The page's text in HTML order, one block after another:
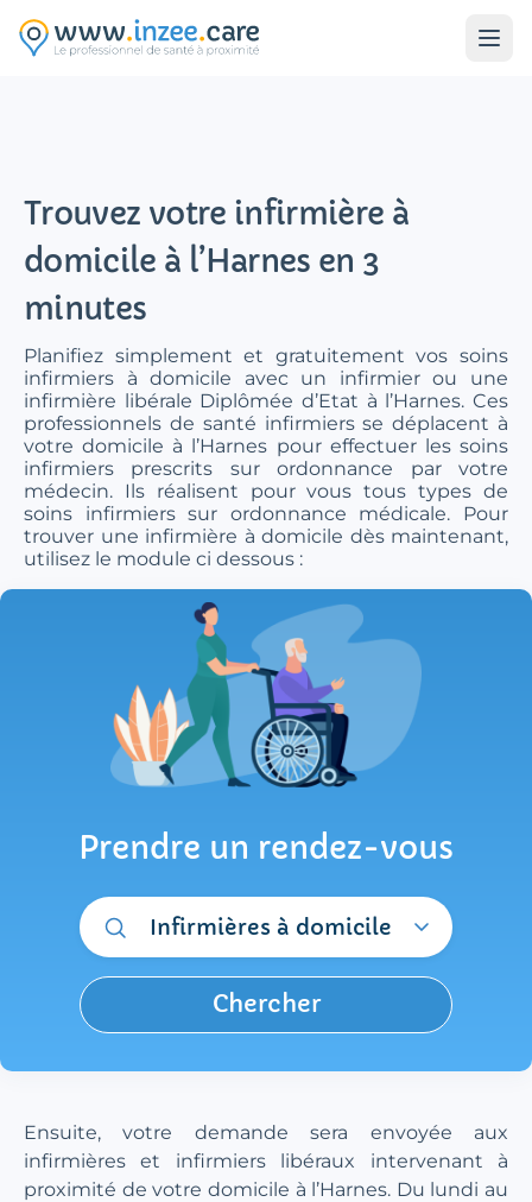
Trouvez votre infirmière à
domicile à l’Harnes en 3
minutes
Planifiez simplement et gratuitement vos soins
infirmiers à domicile avec un infirmier ou une
infirmière libérale Diplômée d’Etat à l’Harnes. Ces
professionnels de santé infirmiers se déplacent à
votre domicile à l’Harnes pour effectuer les soins
infirmiers prescrits sur ordonnance par votre
médecin. Ils réalisent pour vous tous types de
soins infirmiers sur ordonnance médicale. Pour
trouver une infirmière à domicile dès maintenant,
utilisez le module ci dessous :
Prendre un rendez-vous
Infirmières à domicile
Chercher
Ensuite, votre demande sera envoyée aux
infirmières et infirmiers libéraux intervenant à
proximité de votre domicile à l’Harnes. Du lundi au